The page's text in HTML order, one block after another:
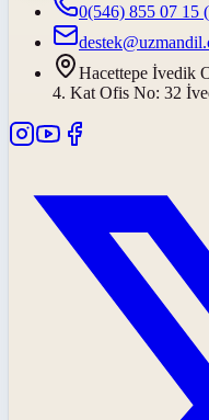
0(546) 855 07 15
Hacettepe İvedik
4. Kat Ofis No: 32